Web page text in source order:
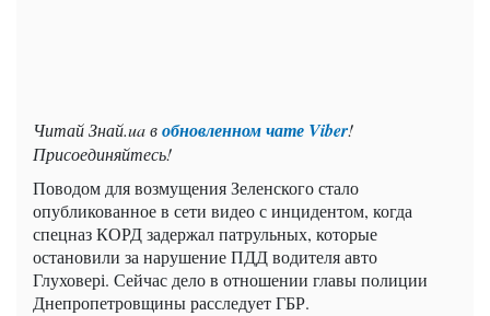
Читай Знай.ua вобновленном чате Viber!
Присоединяйтесь!
Поводом для возмущения Зеленского стало
опубликованное в сети видео с инцидентом, когда
спецназ КОРД задержал патрульных, которые
остановили за нарушение ПДД водителя авто
Глуховері. Сейчас дело в отношении главы полиции
Днепропетровщины расследует ГБР.